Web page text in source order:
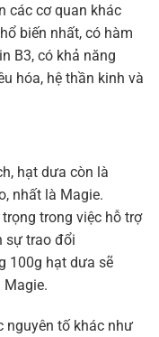
các cơ quan khác
biến nhất, có hàm
B3, có khả năng
hóa, hệ thần kinh và
hạt dưa còn là
nhất là Magie.
trong việc hỗ trợ
sự trao đổi
100g hạt dưa sẽ
Magie.
nguyên tố khác như